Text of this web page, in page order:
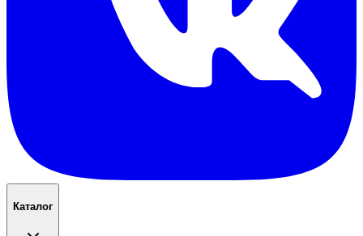
Каталог